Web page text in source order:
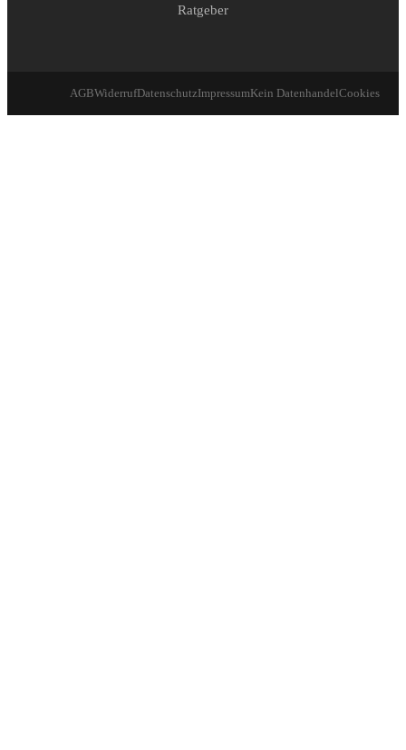
Ratgeber
AGBWiderrufDatenschutzImpressumKein DatenhandelCookies